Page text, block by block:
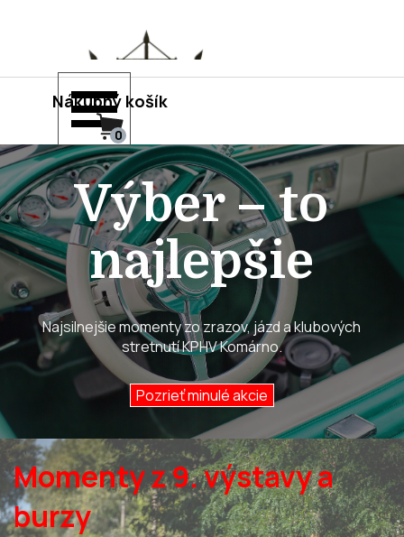
Preskočiť menu
Nákupný košík
Výber – to
najlepšie
Najsilnejšie momenty zo zrazov, jázd a klubových
stretnutí KPHV Komárno.
Pozrieť minulé akcie
Momenty z 9. výstavy a
burzy